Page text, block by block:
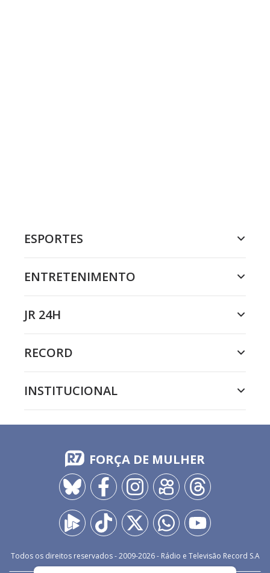
ESPORTES
ENTRETENIMENTO
JR 24H
RECORD
INSTITUCIONAL
FORÇA DE MULHER
Todos os direitos reservados - 2009-2026- Rádio e Televisão Record S.A